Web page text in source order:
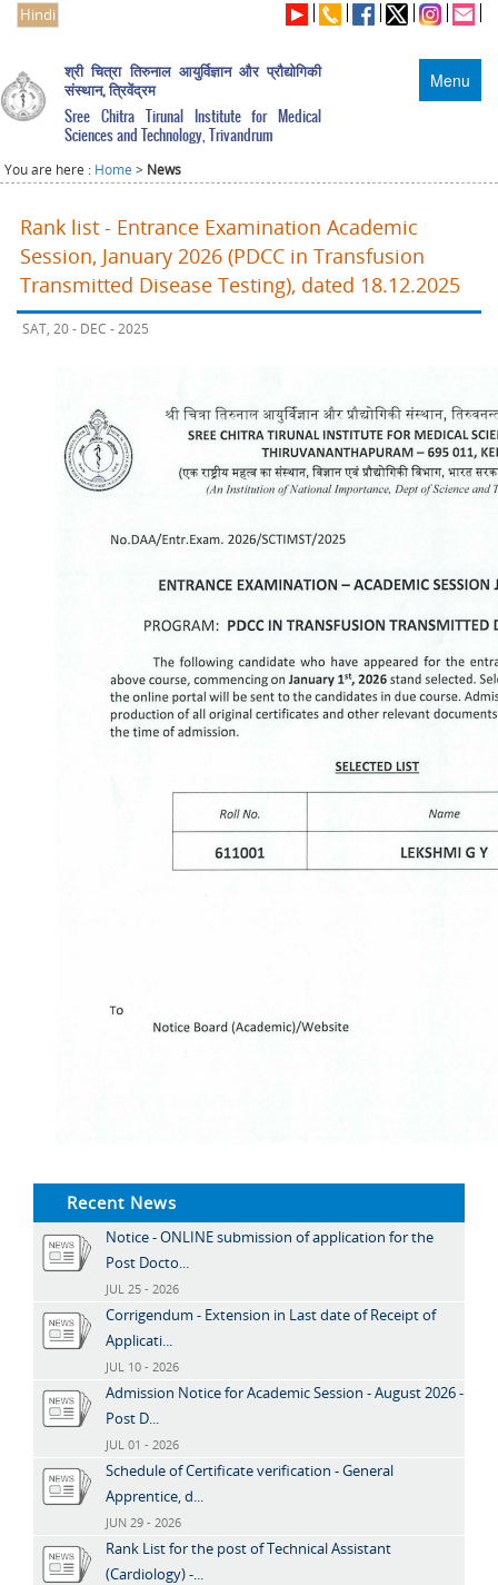
Hindi
Menu
श्री चित्रा तिरुनाल आयुर्विज्ञान और प्रौद्योगिकी
संस्थान, त्रिवेंद्रम
Sree Chitra Tirunal Institute for Medical
Sciences and Technology, Trivandrum
You are here : Home > News
Rank list - Entrance Examination Academic
Session, January 2026 (PDCC in Transfusion
Transmitted Disease Testing), dated 18.12.2025
SAT, 20 - DEC - 2025
Recent News
Notice - ONLINE submission of application for the
Post Docto...
JUL 25 - 2026
Corrigendum - Extension in Last date of Receipt of
Applicati...
JUL 10 - 2026
Admission Notice for Academic Session - August 2026 -
Post D...
JUL 01 - 2026
Schedule of Certificate verification - General
Apprentice, d...
JUN 29 - 2026
Rank List for the post of Technical Assistant
(Cardiology) -...